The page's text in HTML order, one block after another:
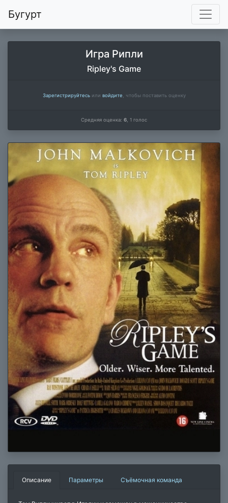
Бугурт
Игра Рипли
Ripley's Game
Зарегистрируйтесьили войдите , чтобы поставить оценку
Средняя оценка: 6 1 голос
Описание Параметры Съёмочная команда